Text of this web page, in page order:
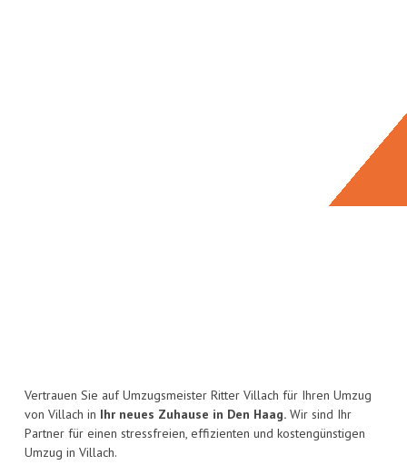
Vertrauen Sie auf Umzugsmeister Ritter Villach für Ihren Umzug
von Villach in Ihr neues Zuhause in Den Haag. Wir sind Ihr
Partner für einen stressfreien, effizienten und kostengünstigen
Umzug in Villach.